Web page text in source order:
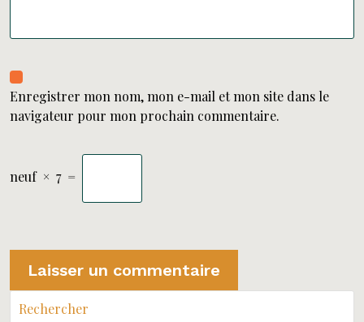
Enregistrer mon nom, mon e-mail et mon site dans le
navigateur pour mon prochain commentaire.
neuf × 7 =
Rechercher